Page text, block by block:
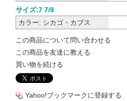
サイズ:7 7/8
カラー: シカゴ・カブス
この商品について問い合わせる
この商品を友達に教える
買い物を続ける
Yahoo!ブックマークに登録する